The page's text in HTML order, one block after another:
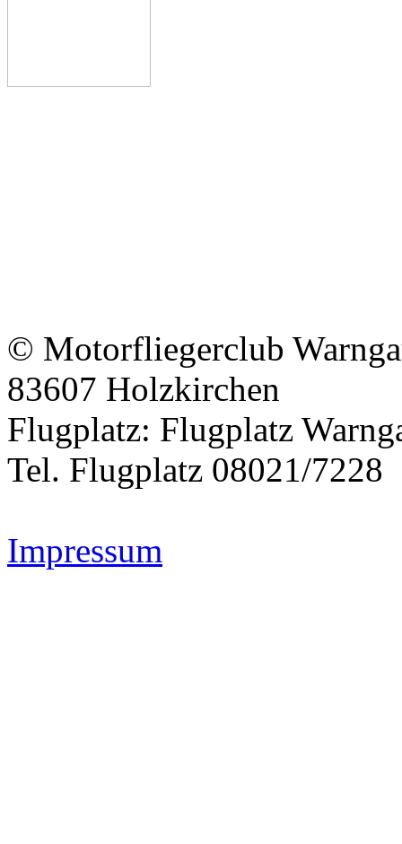
© Motorfliegerclub
83607 Holzkirchen
Flugplatz: Flugplatz
Tel. Flugplatz 08021/7228
Impressum